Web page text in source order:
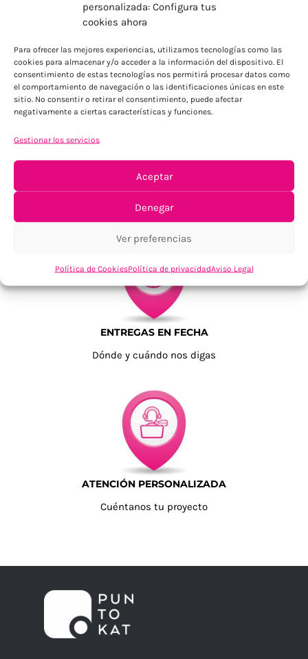
personalizada: Configura tus
cookies ahora
Para ofrecer las mejores experiencias, utilizamos tecnologías como las
cookies para almacenar y/o acceder a la información del dispositivo. El
consentimiento de estas tecnologías nos permitirá procesar datos como
el comportamiento de navegación o las identificaciones únicas en este
sitio. No consentir o retirar el consentimiento, puede afectar
negativamente a ciertas características y funciones.
Gestionar los servicios
Aceptar
Denegar
Ver preferencias
Política de CookiesPolítica de privacidadAviso Legal
ENVÍOS ECONÓMICOS
Para Península, resto consultar
TU SATISFACCIÓN = LA NUESTRA
Tu confianza, nuestro objetivo
ENTREGAS EN FECHA
Dónde y cuándo nos digas
ATENCIÓN PERSONALIZADA
Cuéntanos tu proyecto